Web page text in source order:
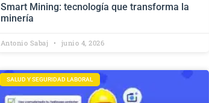
Smart Mining: tecnología que transforma la
minería
Antonio Sabaj junio 4, 2026
SALUD Y SEGURIDAD LABORAL